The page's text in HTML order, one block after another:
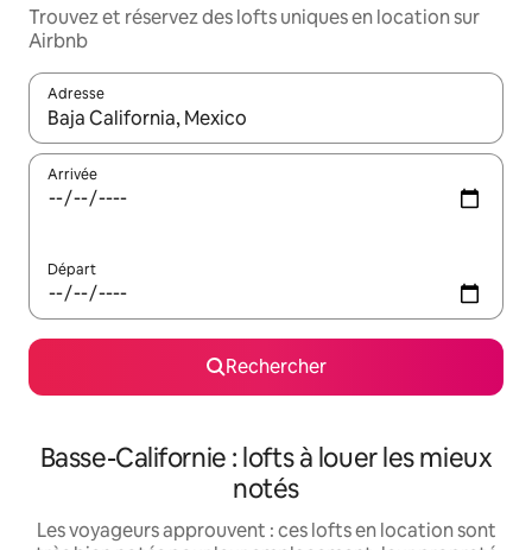
Trouvez et réservez des lofts uniques en location sur
Airbnb
Adresse
Lorsque les résultats s'affichent, utilisez les flèches vers le
Arrivée
Départ
Rechercher
Basse-Californie : lofts à louer les mieux
notés
Les voyageurs approuvent : ces lofts en location sont